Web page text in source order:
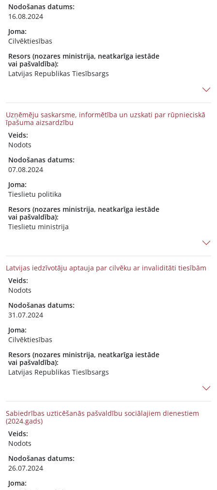
Nodošanas datums:
16.08.2024
Joma:
Cilvēktiesības
Resors (nozares ministrija, neatkarīga iestāde
vai pašvaldība):
Latvijas Republikas Tiesībsargs
Uzņēmēju saskarsme, informētība un uzskati par rūpnieciskā
īpašuma aizsardzību
Veids:
Nodots
Nodošanas datums:
07.08.2024
Joma:
Tieslietu politika
Resors (nozares ministrija, neatkarīga iestāde
vai pašvaldība):
Tieslietu ministrija
Latvijas iedzīvotāju aptauja par cilvēku ar invaliditāti tiesībām
Veids:
Nodots
Nodošanas datums:
31.07.2024
Joma:
Cilvēktiesības
Resors (nozares ministrija, neatkarīga iestāde
vai pašvaldība):
Latvijas Republikas Tiesībsargs
Sabiedrības uzticēšanās pašvaldību sociālajiem dienestiem
(2024.gads)
Veids:
Nodots
Nodošanas datums:
26.07.2024
Joma: